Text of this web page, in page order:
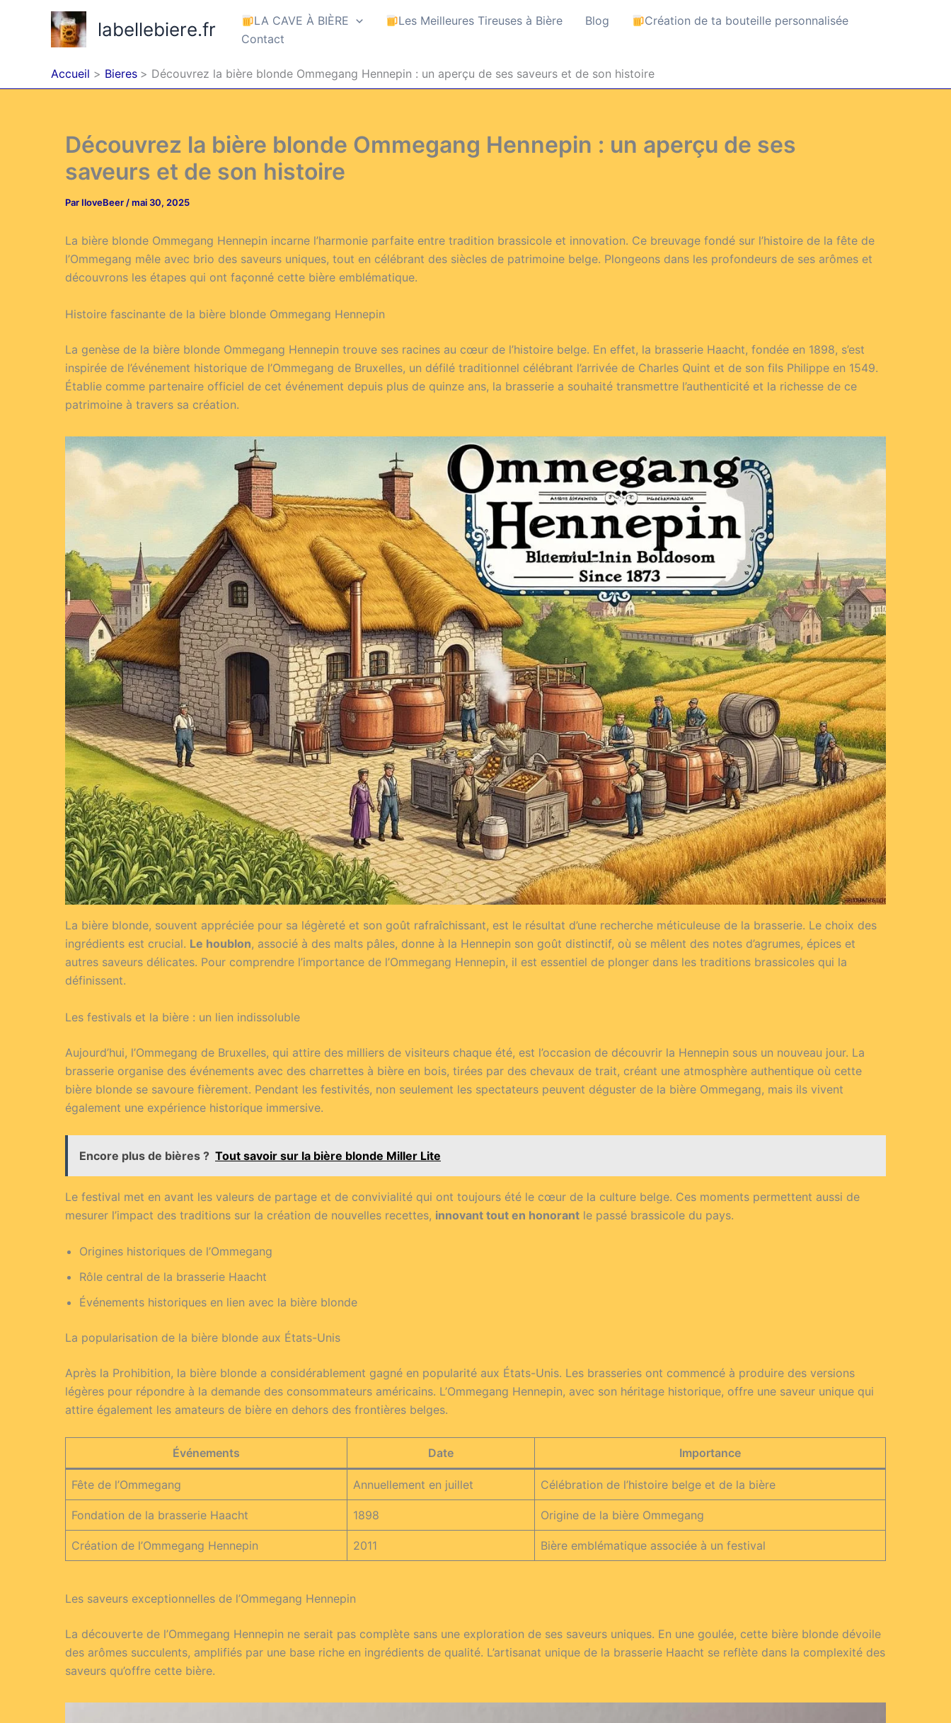
labellebiere.fr LA CAVE À BIÈRE Les Meilleures Tireuses à Bière Blog
Création de ta bouteille personnalisée
Contact
Accueil Bieres Découvrez la bière blonde Ommegang Hennepin : un aperçu de ses saveurs et de son histoire
Découvrez la bière blonde Ommegang Hennepin : un aperçu de ses
saveurs et de son histoire
Par IloveBeer /mai 30, 2025
La bière blonde Ommegang Hennepin incarne l’harmonie parfaite entre tradition brassicole et innovation. Ce breuvage fondé sur l’histoire de la fête de
l’Ommegang mêle avec brio des saveurs uniques, tout en célébrant des siècles de patrimoine belge. Plongeons dans les profondeurs de ses arômes et
découvrons les étapes qui ont façonné cette bière emblématique.
Histoire fascinante de la bière blonde Ommegang Hennepin
La genèse de la bière blonde Ommegang Hennepin trouve ses racines au cœur de l’histoire belge. En effet, la brasserie Haacht, fondée en 1898, s’est
inspirée de l’événement historique de l’Ommegang de Bruxelles, un défilé traditionnel célébrant l’arrivée de Charles Quint et de son fils Philippe en 1549.
Établie comme partenaire officiel de cet événement depuis plus de quinze ans, la brasserie a souhaité transmettre l’authenticité et la richesse de ce
patrimoine à travers sa création.
La bière blonde, souvent appréciée pour sa légèreté et son goût rafraîchissant, est le résultat d’une recherche méticuleuse de la brasserie. Le choix des
ingrédients est crucial. Le houblon, associé à des malts pâles, donne à la Hennepin son goût distinctif, où se mêlent des notes d’agrumes, épices et
autres saveurs délicates. Pour comprendre l’importance de l’Ommegang Hennepin, il est essentiel de plonger dans les traditions brassicoles qui la
définissent.
Les festivals et la bière : un lien indissoluble
Aujourd’hui, l’Ommegang de Bruxelles, qui attire des milliers de visiteurs chaque été, est l’occasion de découvrir la Hennepin sous un nouveau jour. La
brasserie organise des événements avec des charrettes à bière en bois, tirées par des chevaux de trait, créant une atmosphère authentique où cette
bière blonde se savoure fièrement. Pendant les festivités, non seulement les spectateurs peuvent déguster de la bière Ommegang, mais ils vivent
également une expérience historique immersive.
Encore plus de bières ? Tout savoir sur la bière blonde Miller Lite
Le festival met en avant les valeurs de partage et de convivialité qui ont toujours été le cœur de la culture belge. Ces moments permettent aussi de
mesurer l’impact des traditions sur la création de nouvelles recettes, innovant tout en honorant le passé brassicole du pays.
Origines historiques de l’Ommegang
Rôle central de la brasserie Haacht
Événements historiques en lien avec la bière blonde
La popularisation de la bière blonde aux États-Unis
Après la Prohibition, la bière blonde a considérablement gagné en popularité aux États-Unis. Les brasseries ont commencé à produire des versions
légères pour répondre à la demande des consommateurs américains. L’Ommegang Hennepin, avec son héritage historique, offre une saveur unique qui
attire également les amateurs de bière en dehors des frontières belges.
Événements Date Importance
Fête de l’Ommegang Annuellement en juillet Célébration de l’histoire belge et de la bière
Fondation de la brasserie Haacht 1898 Origine de la bière Ommegang
Création de l’Ommegang Hennepin 2011 Bière emblématique associée à un festival
Les saveurs exceptionnelles de l’Ommegang Hennepin
La découverte de l’Ommegang Hennepin ne serait pas complète sans une exploration de ses saveurs uniques. En une goulée, cette bière blonde dévoile
des arômes succulents, amplifiés par une base riche en ingrédients de qualité. L’artisanat unique de la brasserie Haacht se reflète dans la complexité des
saveurs qu’offre cette bière.